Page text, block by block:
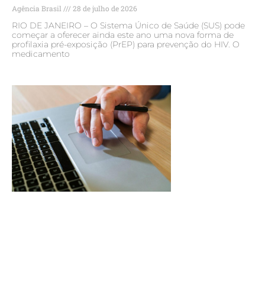
Agência Brasil 28 de julho de 2026
RIO DE JANEIRO – O Sistema Único de Saúde (SUS) pode
começar a oferecer ainda este ano uma nova forma de
profilaxia pré-exposição (PrEP) para prevenção do HIV. O
medicamento